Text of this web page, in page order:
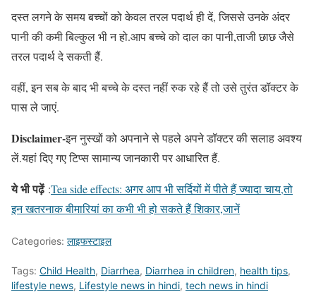
दस्त लगने के समय बच्चों को केवल तरल पदार्थ ही दें, जिससे उनके अंदर
पानी की कमी बिल्कुल भी न हो.आप बच्चे को दाल का पानी,ताजी छाछ जैसे
तरल पदार्थ दे सकती हैं.
वहीं, इन सब के बाद भी बच्चे के दस्त नहीं रुक रहे हैं तो उसे तुरंत डॉक्टर के
पास ले जाएं.
Disclaimer-इन नुस्खों को अपनाने से पहले अपने डॉक्टर की सलाह अवश्य
लें.यहां दिए गए टिप्स सामान्य जानकारी पर आधारित हैं.
ये भी पढ़ें :Tea side effects: अगर आप भी सर्दियों में पीते हैं ज्यादा चाय,तो
इन खतरनाक बीमारियां का कभी भी हो सकते हैं शिकार,जानें
Categories: लाइफस्टाइल
Tags: Child Health, Diarrhea, Diarrhea in children, health tips,
lifestyle news, Lifestyle news in hindi, tech news in hindi